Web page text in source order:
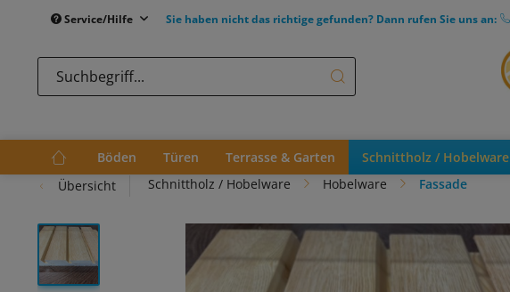
Service/Hilfe Sie haben nicht das richtige gefunden? Dann rufen Sie uns an:
Böden Türen Terrasse & Garten Schnittholz / Hobelware
Übersicht
Schnittholz / Hobelware Hobelware Fassade